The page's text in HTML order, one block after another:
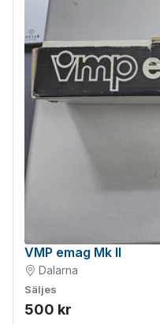
VMP emag Mk II
Dalarna
Säljes
500 kr